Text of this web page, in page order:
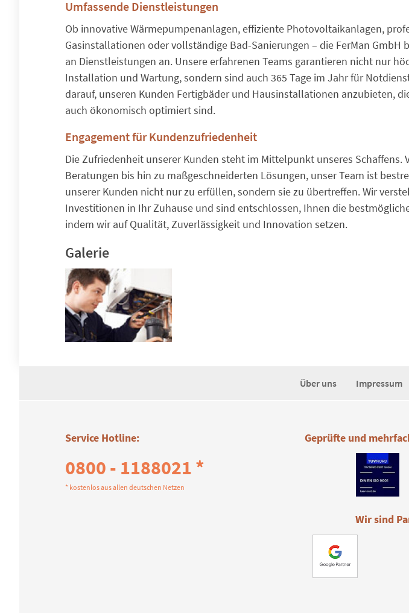
Umfassende Dienstleistungen
Ob innovative Wärmepumpenanlagen, effiziente Photovoltaikanlagen,
Gasinstallationen oder vollständige Bad-Sanierungen – die FerMan GmbH
an Dienstleistungen an. Unsere erfahrenen Teams garantieren nicht nur
Installation und Wartung, sondern sind auch 365 Tage im Jahr für
darauf, unseren Kunden Fertigbäder und Hausinstallationen anzubieten,
auch ökonomisch optimiert sind.
Engagement für Kundenzufriedenheit
Die Zufriedenheit unserer Kunden steht im Mittelpunkt unseres Schaffens.
Beratungen bis hin zu maßgeschneiderten Lösungen, unser Team ist
unserer Kunden nicht nur zu erfüllen, sondern sie zu übertreffen. Wir
Investitionen in Ihr Zuhause und sind entschlossen, Ihnen die
indem wir auf Qualität, Zuverlässigkeit und Innovation setzen.
Galerie
Über uns Impressum
Service Hotline:
0800 - 1188021 *
* kostenlos aus allen deutschen Netzen
Geprüfte und
Wir sind